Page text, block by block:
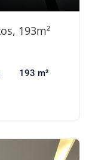
193m²
193 m²